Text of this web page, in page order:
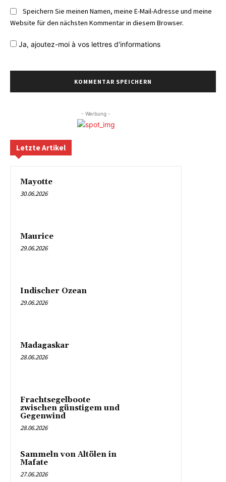
Speichern Sie meinen Namen, meine E-Mail-Adresse und meine
Website für den nächsten Kommentar in diesem Browser.
Ja, ajoutez-moi à vos lettres d'informations
- Werbung -
Letzte Artikel
Mayotte
30.06.2026
Maurice
29.06.2026
Indischer Ozean
29.06.2026
Madagaskar
28.06.2026
Frachtsegelboote
zwischen günstigem und
Gegenwind
28.06.2026
Sammeln von Altölen in
Mafate
27.06.2026